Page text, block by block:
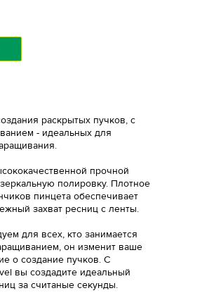
раскрытых пучков, с
- идеальных для
прочной
полировку. Плотное
пинцета обеспечивает
захват ресниц с ленты.
для всех, кто занимается
он изменит ваше
о создание пучков. С
вы создадите идеальный
за считаные секунды.